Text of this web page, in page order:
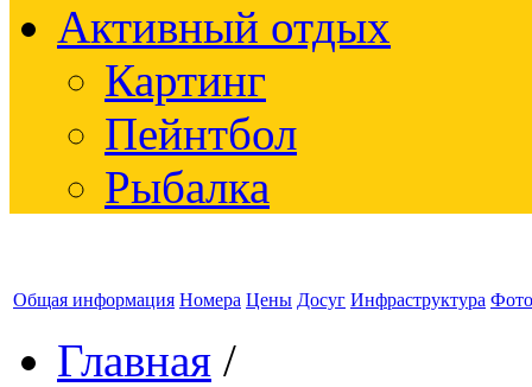
Активный отдых
Картинг
Пейнтбол
Рыбалка
Общая информация Номера Цены Досуг Инфраструктура Фото
Главная /